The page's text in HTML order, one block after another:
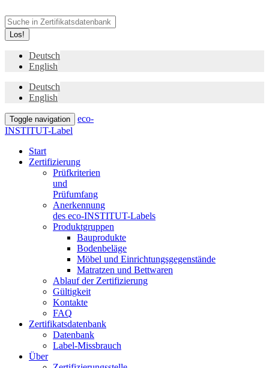
Los!
Deutsch
English
Deutsch
English
Toggle navigation
eco-
INSTITUT-Label
Start
Zertifizierung
Prüfkriterien
und
Prüfumfang
Anerkennung
des eco-INSTITUT-Labels
Produktgruppen
Bauprodukte
Bodenbeläge
Möbel und Einrichtungsgegenstände
Matratzen und Bettwaren
Ablauf der Zertifizierung
Gültigkeit
Kontakte
FAQ
Zertifikatsdatenbank
Datenbank
Label-Missbrauch
Über